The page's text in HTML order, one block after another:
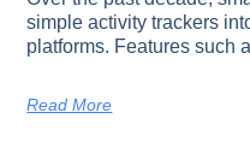
simple activity trackers
platforms. Features such
Read More